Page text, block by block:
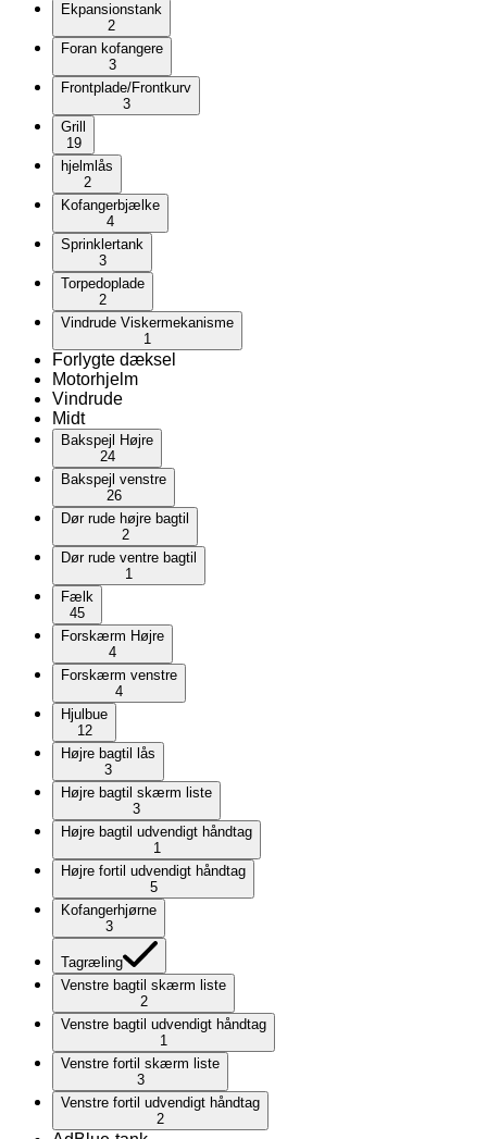
Ekpansionstank
2
Foran kofangere
3
Frontplade/Frontkurv
3
Grill
19
hjelmlås
2
Kofangerbjælke
4
Sprinklertank
3
Torpedoplade
2
Vindrude Viskermekanisme
1
Forlygte dæksel
Motorhjelm
Vindrude
Midt
Bakspejl Højre
24
Bakspejl venstre
26
Dør rude højre bagtil
2
Dør rude ventre bagtil
1
Fælk
45
Forskærm Højre
4
Forskærm venstre
4
Hjulbue
12
Højre bagtil lås
3
Højre bagtil skærm liste
3
Højre bagtil udvendigt håndtag
1
Højre fortil udvendigt håndtag
5
Kofangerhjørne
3
Tagræling
Venstre bagtil skærm liste
2
Venstre bagtil udvendigt håndtag
1
Venstre fortil skærm liste
3
Venstre fortil udvendigt håndtag
2